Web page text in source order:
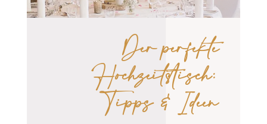
Der perfekte
Hochzeitstisch:
Tipps & Ideen